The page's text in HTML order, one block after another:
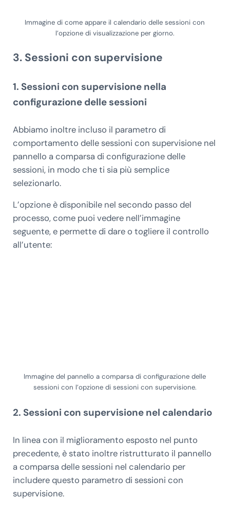
Immagine di come appare il calendario delle sessioni con
l’opzione di visualizzazione per giorno.
3. Sessioni con supervisione
1. Sessioni con supervisione nella
configurazione delle sessioni
Abbiamo inoltre incluso il parametro di
comportamento delle sessioni con supervisione nel
pannello a comparsa di configurazione delle
sessioni, in modo che ti sia più semplice
selezionarlo.
L’opzione è disponibile nel secondo passo del
processo, come puoi vedere nell’immagine
seguente, e permette di dare o togliere il controllo
all’utente:
Immagine del pannello a comparsa di configurazione delle
sessioni con l’opzione di sessioni con supervisione.
2. Sessioni con supervisione nel calendario
In linea con il miglioramento esposto nel punto
precedente, è stato inoltre ristrutturato il pannello
a comparsa delle sessioni nel calendario per
includere questo parametro di sessioni con
supervisione.